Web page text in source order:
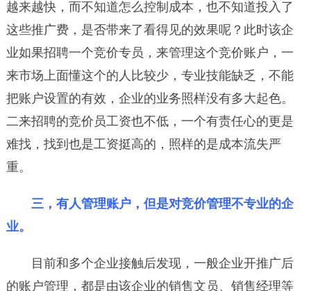
越来越快，而不知道怎么控制成本，也不知道投入了
这些推广费，是否带来了看得见的效果呢？此时该企
业如果招聘一个竞价专员，来管理这个竞价账户，一
来市场上面懂这个的人比较少，专业技能缺乏，不能
把账户设置的有效，企业的业务照样没有多大起色。
二来招聘的竞价员工资也不低，一个有责任心的更是
难找，找到也是工资挺高的，照样的是成本流失严
重。
三，有人管理账户，但是对竞价管理不专业的企
业。
目前和多个企业接触后发现，一般企业开推广后
的账户管理，都是由该企业的销售文员、销售经理等